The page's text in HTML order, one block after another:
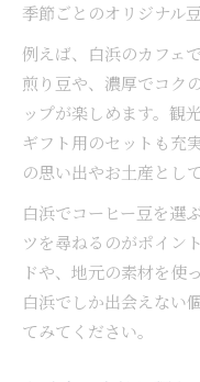
季節ごとのオリジナル
例えば、白浜のカフェ
煎り豆や、濃厚でコク
ップが楽しめます。観
ギフト用のセットも充
の思い出やお土産とし
白浜でコーヒー豆を選
ツを尋ねるのがポイン
ドや、地元の素材を使
白浜でしか出会えない
てみてください。